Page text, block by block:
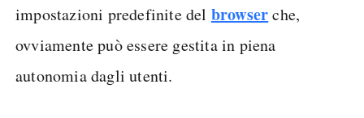
impostazioni predefinite del browserche,
ovviamente può essere gestita in piena
autonomia dagli utenti.